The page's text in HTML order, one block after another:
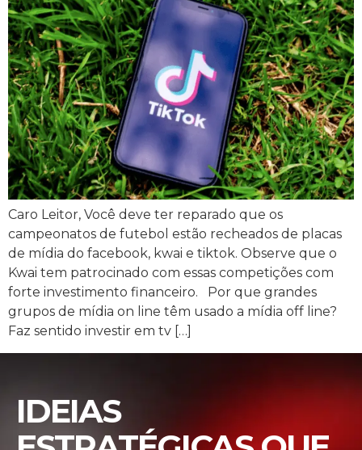
Caro Leitor, Você deve ter reparado que os
campeonatos de futebol estão recheados de placas
de mídia do facebook, kwai e tiktok. Observe que o
Kwai tem patrocinado com essas competições com
forte investimento financeiro. Por que grandes
grupos de mídia on line têm usado a mídia off line?
Faz sentido investir em tv […]
IDEIAS